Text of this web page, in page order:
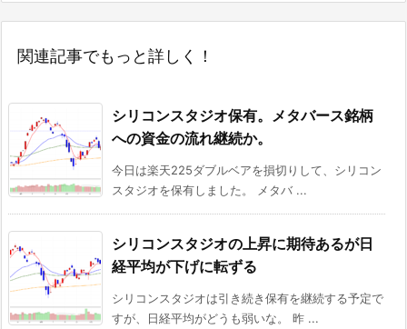
関連記事でもっと詳しく！
シリコンスタジオ保有。メタバース銘柄
への資金の流れ継続か。
今日は楽天225ダブルベアを損切りして、シリコン
スタジオを保有しました。 メタバ ...
シリコンスタジオの上昇に期待あるが日
経平均が下げに転ずる
シリコンスタジオは引き続き保有を継続する予定で
すが、日経平均がどうも弱いな。 昨 ...